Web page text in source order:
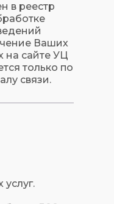
в реестр
Ваших
на сайте УЦ
только по
связи.
услуг.